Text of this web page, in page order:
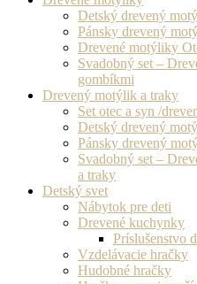
Detský drevený
Pánsky drevený
Drevené motýliky
Svadobný set –
gombíkmi
Drevený motýlik a traky
Set otec a syn /
Detský drevený
Pánsky drevený
Svadobný set –
a traky
Detský svet
Nábytok pre deti
Drevené kuchynky
Príslušenstvo
Vzdelávacie hračky
Hudobné hračky